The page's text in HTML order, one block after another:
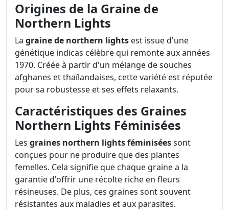
Origines de la Graine de
Northern Lights
La graine de northern lights est issue d'une
génétique indicas célèbre qui remonte aux années
1970. Créée à partir d'un mélange de souches
afghanes et thaïlandaises, cette variété est réputée
pour sa robustesse et ses effets relaxants.
Caractéristiques des Graines
Northern Lights Féminisées
Les graines northern lights féminiséessont
conçues pour ne produire que des plantes
femelles. Cela signifie que chaque graine a la
garantie d'offrir une récolte riche en fleurs
résineuses. De plus, ces graines sont souvent
résistantes aux maladies et aux parasites.